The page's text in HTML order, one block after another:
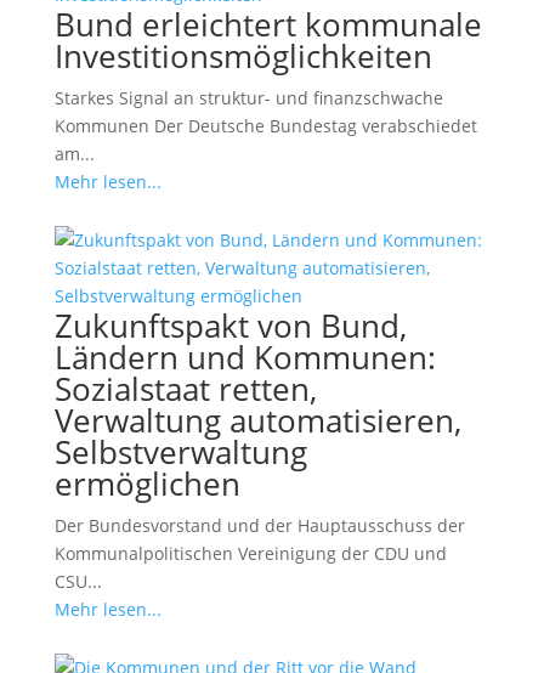
Bund erleichtert kommunale
Investitionsmöglichkeiten
Starkes Signal an struktur- und finanzschwache
Kommunen Der Deutsche Bundestag verabschiedet
am...
Mehr lesen...
Zukunftspakt von Bund,
Ländern und Kommunen:
Sozialstaat retten,
Verwaltung automatisieren,
Selbstverwaltung
ermöglichen
Der Bundesvorstand und der Hauptausschuss der
Kommunalpolitischen Vereinigung der CDU und
CSU...
Mehr lesen...